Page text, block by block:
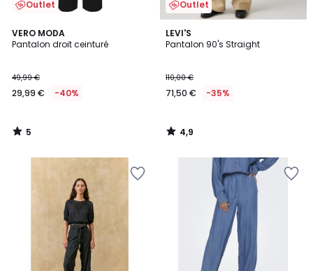
Outlet
VERO MODA
Pantalon droit ceinturé
49,99 €
29,99 € -40%
5
/
5
/
Outlet
LEVI'S
Pantalon 90's Straight
110,00 €
71,50 € -35%
4,9
/ 5
4,9
/